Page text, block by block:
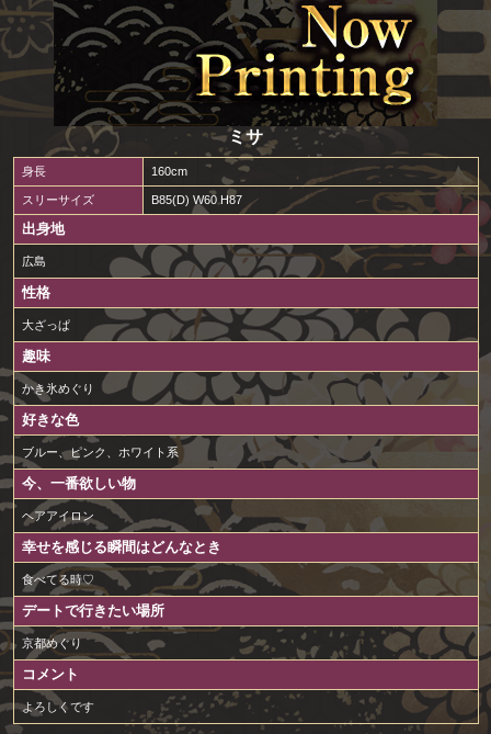
ミサ
身長 160cm
スリーサイズ B85(D) W60 H87
出身地
広島
性格
大ざっぱ
趣味
かき氷めぐり
好きな色
ブルー、ピンク、ホワイト系
今、一番欲しい物
ヘアアイロン
幸せを感じる瞬間はどんなとき
食べてる時♡
デートで行きたい場所
京都めぐり
コメント
よろしくです